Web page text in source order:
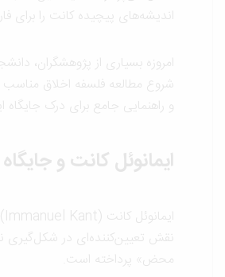
اندیشه‌های پیچیده کانت را برای
امروزه بسیاری از پژوهشگران،
شروع مطالعه فلسفه اخلاق
و راهنمایی جامع برای درک جایگاه
ایمانوئل کانت و
ایمانوئل کانت (Immanuel Kant) فیلسوف بزرگ آلمانی قرن هجدهم، یکی از ستون‌های اصلی فلسفه مدرن به شمار می‌رود. فلسفه اخلاق او که بر پایه
نقش تعیین‌کننده‌ای در شکل‌گیری
محض» پرداخته است.